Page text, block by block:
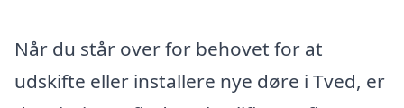
Når du står over for behovet for at
udskifte eller installere nye døre i Tved, er